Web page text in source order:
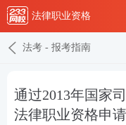
法律职业资格
法考 - 报考指南
通过2013年国家
法律职业资格申